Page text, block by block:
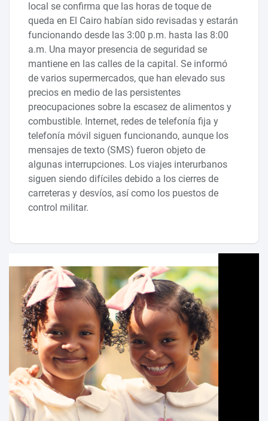
local se confirma que las horas de toque de
queda en El Cairo habían sido revisadas y estarán
funcionando desde las 3:00 p.m. hasta las 8:00
a.m. Una mayor presencia de seguridad se
mantiene en las calles de la capital. Se informó
de varios supermercados, que han elevado sus
precios en medio de las persistentes
preocupaciones sobre la escasez de alimentos y
combustible. Internet, redes de telefonía fija y
telefonía móvil siguen funcionando, aunque los
mensajes de texto (SMS) fueron objeto de
algunas interrupciones. Los viajes interurbanos
siguen siendo difíciles debido a los cierres de
carreteras y desvíos, así como los puestos de
control militar.